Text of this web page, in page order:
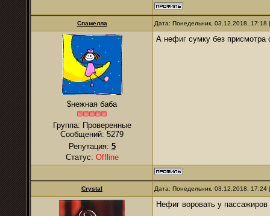
Спамелла Дата: Понедельник, 03.12.2018,
$нежная баба
Группа: Проверенные
Сообщений: 5279
Репутация: 5
Статус: Offline
А нефиг сумку без присмотра
Crystal Дата: Понедельник, 03.12.2018,
Нефиг воровать у пассажиров